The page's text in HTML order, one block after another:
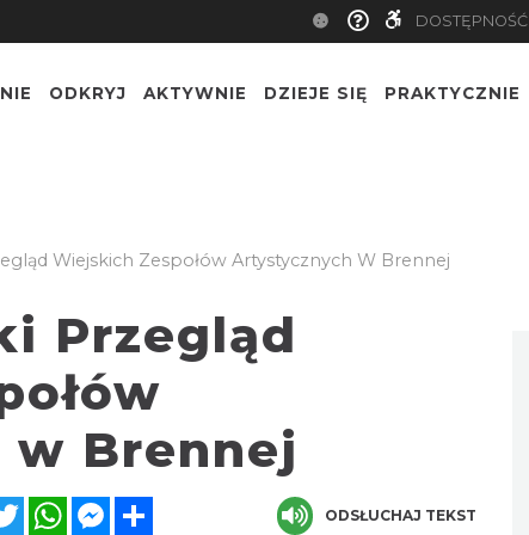
DOSTĘPNOŚĆ
ODKRYJ AKTYWNIE DZIEJE SIĘ PRAKTYCZNIE
Wiejskich Zespołów Artystycznych W Brennej
Przegląd
Brennej
TwitterWhatsAppMessenger ODSŁUCHAJ TEKST